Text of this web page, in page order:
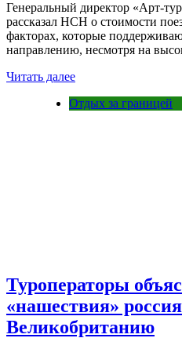
Генеральный директор «Арт-
рассказал НСН о стоимости
факторах, которые
направлению, несмотря на
Читать далее
Отдых за границей
Туроператоры
«нашествия»
Великобританию